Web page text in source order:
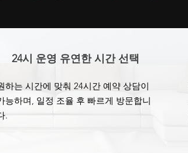
24시 운영 유연한 시간 선택
하는 시간에 맞춰 24시간 예약 상담이
능하며, 일정 조율 후 빠르게 방문합니
.